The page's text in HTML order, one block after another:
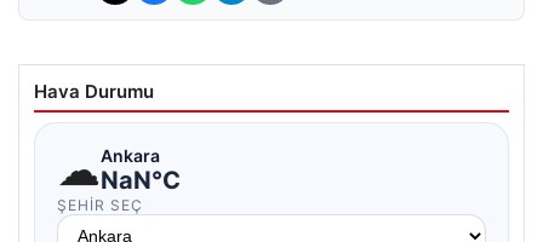
Hava Durumu
☁Ankara
NaN°C
ŞEHIR SEÇ